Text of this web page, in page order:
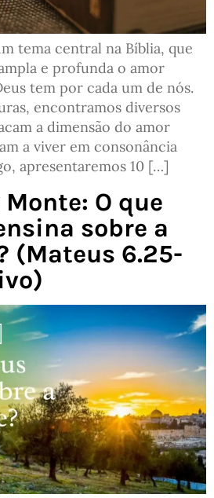
tema central na Bíblia, que
e profunda o amor
tem por cada um de nós.
encontramos diversos
a dimensão do amor
a viver em consonância
apresentaremos 10 […]
O que
sobre a
(Mateus 6.25-